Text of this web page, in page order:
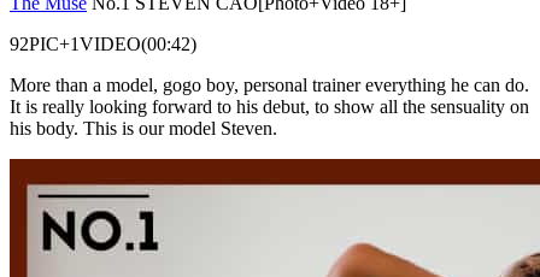
92PIC+1VIDEO(00:42)
More than a model, gogo boy, personal trainer everything he can do.
It is really looking forward to his debut, to show all the sensuality on
his body. This is our model Steven.